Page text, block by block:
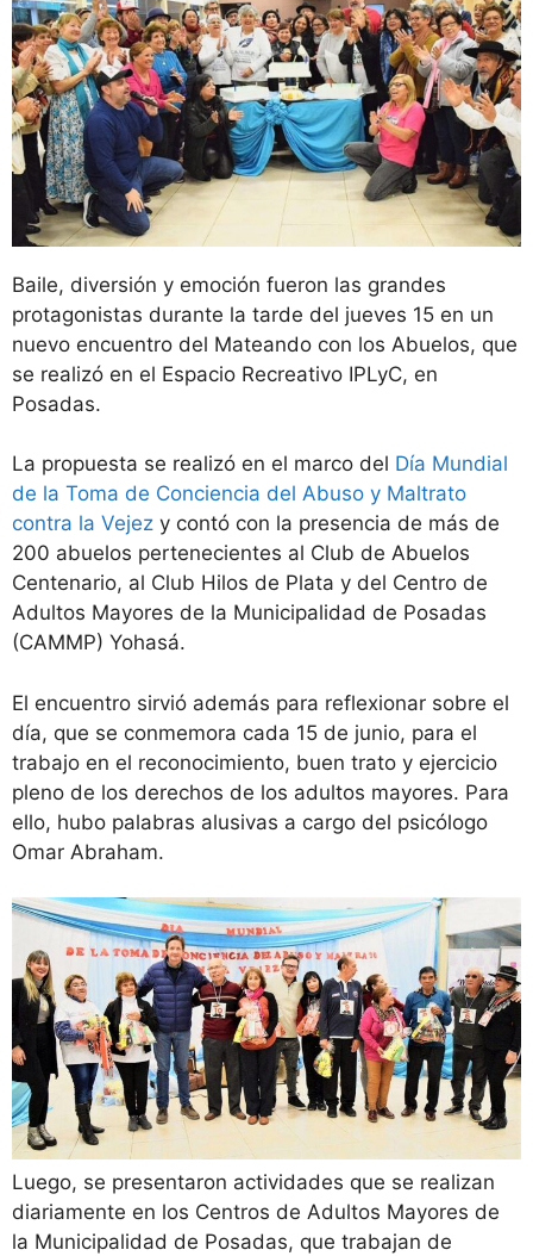
Baile, diversión y emoción fueron las grandes
protagonistas durante la tarde del jueves 15 en un
nuevo encuentro del Mateando con los Abuelos, que
se realizó en el Espacio Recreativo IPLyC, en
Posadas.
La propuesta se realizó en el marco del Día Mundial
de la Toma de Conciencia del Abuso y Maltrato
contra la Vejez y contó con la presencia de más de
200 abuelos pertenecientes al Club de Abuelos
Centenario, al Club Hilos de Plata y del Centro de
Adultos Mayores de la Municipalidad de Posadas
(CAMMP) Yohasá.
El encuentro sirvió además para reflexionar sobre el
día, que se conmemora cada 15 de junio, para el
trabajo en el reconocimiento, buen trato y ejercicio
pleno de los derechos de los adultos mayores. Para
ello, hubo palabras alusivas a cargo del psicólogo
Omar Abraham.
Luego, se presentaron actividades que se realizan
diariamente en los Centros de Adultos Mayores de
la Municipalidad de Posadas, que trabajan de